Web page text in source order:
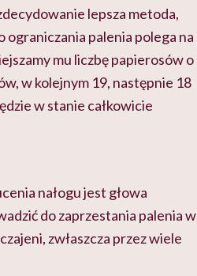
lepsza metoda,
ograniczania palenia polega na
mu liczbę papierosów o
w kolejnym 19, następnie 18
w stanie całkowicie
nałogu jest głowa
do zaprzestania palenia w
zwłaszcza przez wiele